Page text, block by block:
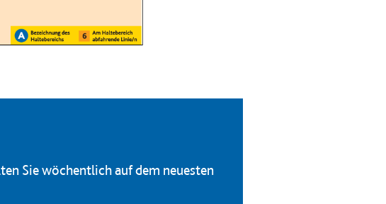
Sie wöchentlich auf dem neuesten